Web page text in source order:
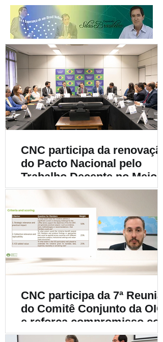
CNC participa da renovação
do Pacto Nacional pelo
Trabalho Decente no Meio
Rural e destaca a
importância da
sustentabilidade social na
cafeicultura
CNC participa da 7ª Reunião
do Comitê Conjunto da OIC
e reforça compromisso com
a cafeicultura mundial